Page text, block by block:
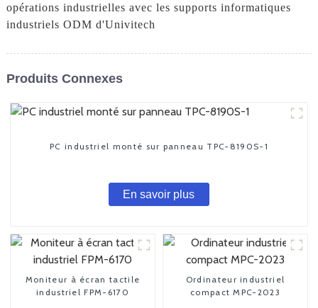
opérations industrielles avec les supports informatiques
industriels ODM d'Univitech
Produits Connexes
PC industriel monté sur panneau TPC-8190S-1
En savoir plus
Moniteur à écran tactile
industriel FPM-6170
Ordinateur industriel
compact MPC-2023